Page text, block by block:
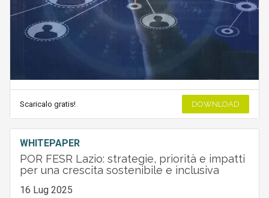
Scaricalo gratis! DOWNLOAD
WHITEPAPER
POR FESR Lazio: strategie, priorità e impatti
per una crescita sostenibile e inclusiva
16 Lug 2025